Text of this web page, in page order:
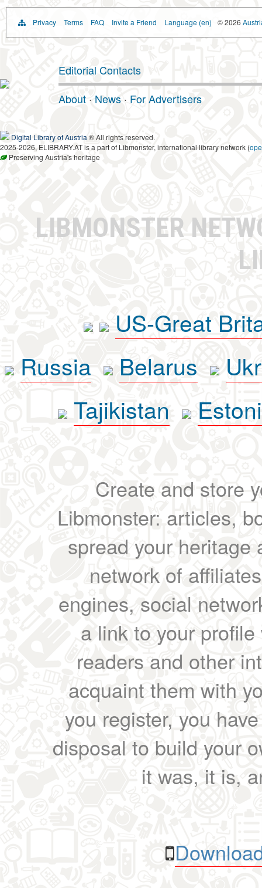
Privacy Terms FAQ Invite a Friend Language (en) © 2026
Editorial Contacts
About · News · For Advertisers
Digital Library of Austria ® All rights reserved.
2025-2026, ELIBRARY.AT is a part of Libmonster, international library network (
Preserving Austria's heritage
LIBMONSTER
US-Great
Russia
Belarus
Tajikistan
Create and store
Libmonster: articles,
spread your heritage
network of
engines, social
a link to your
readers and other
acquaint them with
you register, you
disposal to build your
it was, it is,